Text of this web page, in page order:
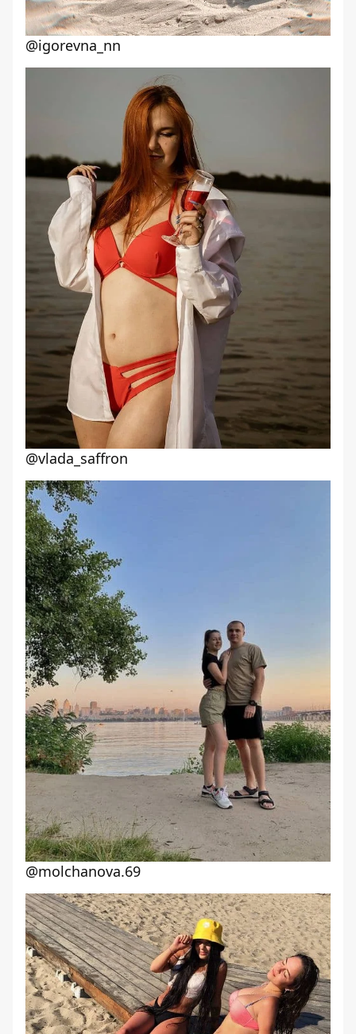
@igorevna_nn
@vlada_saffron
@molchanova.69